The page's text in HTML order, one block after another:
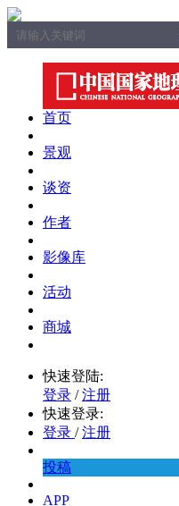
首页
景观
谈资
作者
影像库
活动
商城
快速登陆:
登录 / 注册
快速登录:
登录 / 注册
投稿
APP